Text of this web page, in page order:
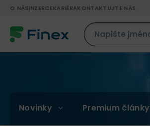
O NÁSINZERCEKARIÉRAKONTAKTUJTE NÁS
Novinky Premium články